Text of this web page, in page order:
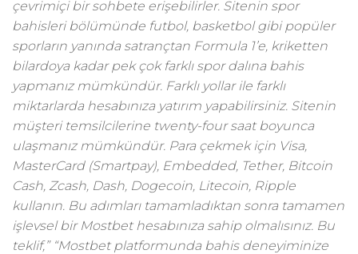
çevrimiçi bir sohbete erişebilirler. Sitenin spor
bahisleri bölümünde futbol, basketbol gibi popüler
sporların yanında satrançtan Formula 1’e, kriketten
bilardoya kadar pek çok farklı spor dalına bahis
yapmanız mümkündür. Farklı yollar ile farklı
miktarlarda hesabınıza yatırım yapabilirsiniz. Sitenin
müşteri temsilcilerine twenty-four saat boyunca
ulaşmanız mümkündür. Para çekmek için Visa,
MasterCard (Smartpay), Embedded, Tether, Bitcoin
Cash, Zcash, Dash, Dogecoin, Litecoin, Ripple
kullanın. Bu adımları tamamladıktan sonra tamamen
işlevsel bir Mostbet hesabınıza sahip olmalısınız. Bu
teklif,” “Mostbet platformunda bahis deneyiminize